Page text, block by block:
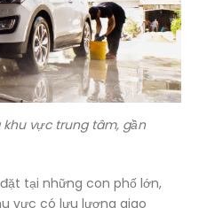
vực trung tâm, gần
tại những con phố lớn,
vực có lưu lượng giao